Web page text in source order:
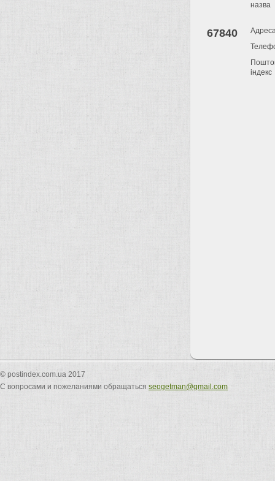
67840
назва
індекс
© postindex.com.ua 2017
С вопросами и пожеланиями обращаться seogetman@gmail.com